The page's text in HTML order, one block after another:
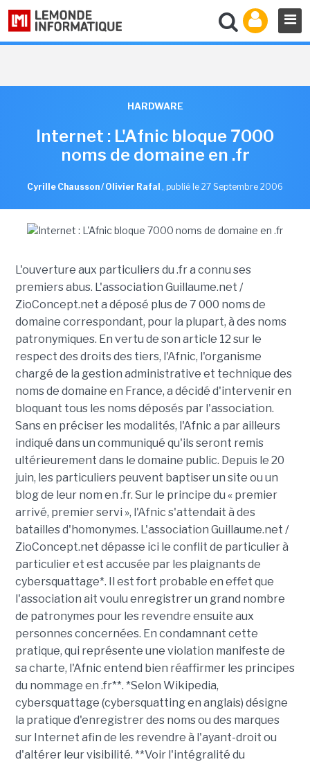
HARDWARE
Internet : L'Afnic bloque 7000
noms de domaine en .fr
Cyrille Chausson / Olivier Rafal , publié le 27 Septembre 2006
L'ouverture aux particuliers du .fr a connu ses
premiers abus. L'association Guillaume.net /
ZioConcept.net a déposé plus de 7 000 noms de
domaine correspondant, pour la plupart, à des noms
patronymiques. En vertu de son article 12 sur le
respect des droits des tiers, l'Afnic, l'organisme
chargé de la gestion administrative et technique des
noms de domaine en France, a décidé d'intervenir en
bloquant tous les noms déposés par l'association.
Sans en préciser les modalités, l'Afnic a par ailleurs
indiqué dans un communiqué qu'ils seront remis
ultérieurement dans le domaine public. Depuis le 20
juin, les particuliers peuvent baptiser un site ou un
blog de leur nom en .fr. Sur le principe du « premier
arrivé, premier servi », l'Afnic s'attendait à des
batailles d'homonymes. L'association Guillaume.net /
ZioConcept.net dépasse ici le conflit de particulier à
particulier et est accusée par les plaignants de
cybersquattage*. Il est fort probable en effet que
l'association ait voulu enregistrer un grand nombre
de patronymes pour les revendre ensuite aux
personnes concernées. En condamnant cette
pratique, qui représente une violation manifeste de
sa charte, l'Afnic entend bien réaffirmer les principes
du nommage en .fr**. *Selon Wikipedia,
cybersquattage (cybersquatting en anglais) désigne
la pratique d'enregistrer des noms ou des marques
sur Internet afin de les revendre à l'ayant-droit ou
d'altérer leur visibilité. **Voir l'intégralité du